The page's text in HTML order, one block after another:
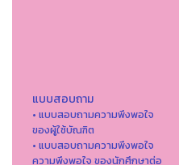
แบบสอบถาม
• แบบสอบถามความพึงพอใจ
ของผู้ใช้บัณฑิต
• แบบสอบถามความพึงพอใจ
ความพึงพอใจ ของนักศึกษาต่อ